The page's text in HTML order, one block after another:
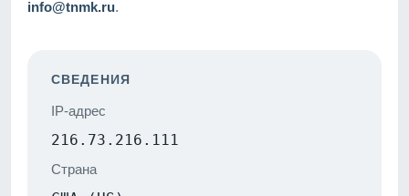
info@tnmk.ru.
СВЕДЕНИЯ
IP-адрес
216.73.216.111
Страна